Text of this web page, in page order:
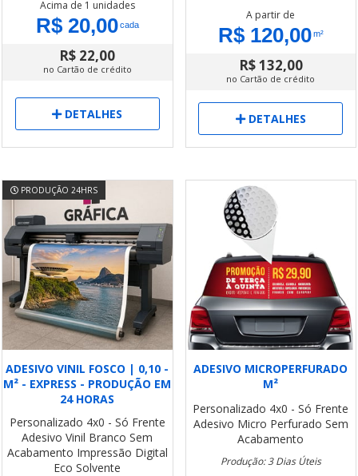
Acima de 1 unidades
R$ 20,00cada
R$ 22,00
no Cartão de crédito
DETALHES
A partir de
R$ 120,00m²
R$ 132,00
no Cartão de crédito
DETALHES
PRODUÇÃO 24HRS
ADESIVO VINIL FOSCO | 0,10 -
M² - EXPRESS - PRODUÇÃO EM
24 HORAS
Personalizado 4x0 - Só Frente
Adesivo Vinil Branco Sem
Acabamento Impressão Digital
Eco Solvente
ADESIVO MICROPERFURADO
M²
Personalizado 4x0 - Só Frente
Adesivo Micro Perfurado Sem
Acabamento
Produção: 3 Dias Úteis